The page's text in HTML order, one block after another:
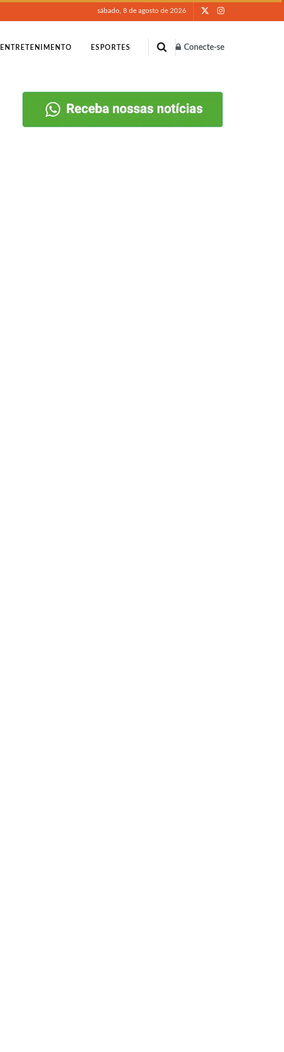
sábado, 8 de agosto de 2026
ENTRETENIMENTO ESPORTES Conecte-se